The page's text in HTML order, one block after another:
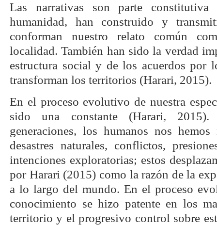
Las narrativas son parte
humanidad, han construido y
conforman nuestro relato común
localidad. También han sido la verdad
estructura social y de los acuerdos por
transforman los territorios (Harari, 2015).
En el proceso evolutivo de nuestra
sido una constante (Harari, 2015).
generaciones, los humanos nos
desastres naturales, conflictos,
intenciones exploratorias; estos
por Harari (2015) como la razón de la
a lo largo del mundo. En el proceso
conocimiento se hizo patente en los
territorio y el progresivo control sobre